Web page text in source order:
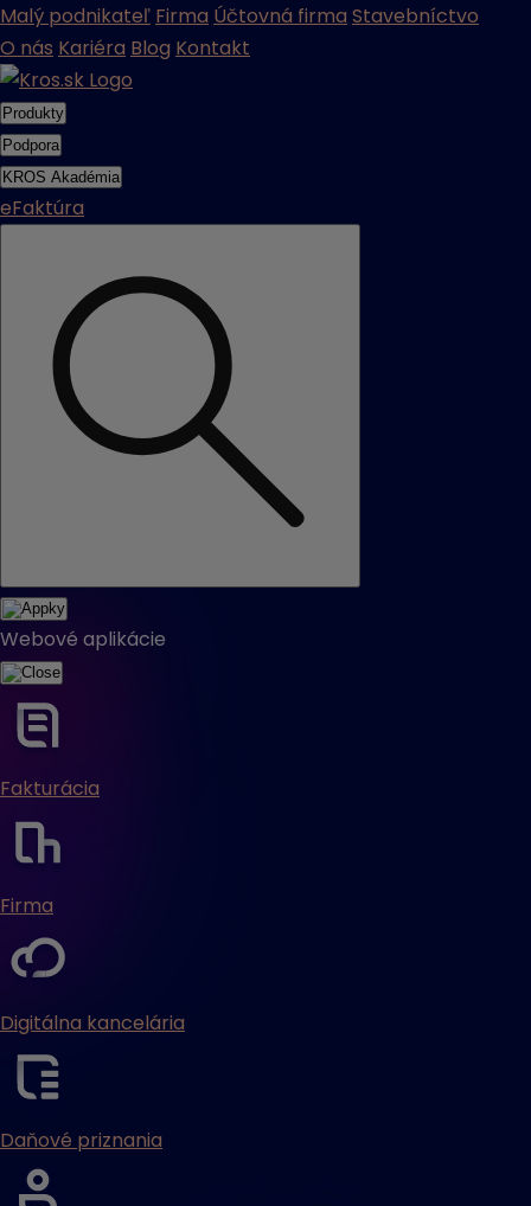
Malý podnikateľ Firma Účtovná firma Stavebníctvo
O nás Kariéra Blog Kontakt
Produkty
Podpora
KROS Akadémia
eFaktúra
Webové aplikácie
Fakturácia
Firma
Digitálna kancelária
Daňové priznania